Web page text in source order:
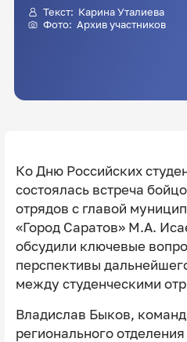
Текст: Карина Уталиева
Фото: Архив участников
Ко Дню Российских
состоялась встреча
отрядов с главой
«Город Саратов» М.А.
обсудили ключевые
перспективы
между студенческими
Владислав Быков,
регионального